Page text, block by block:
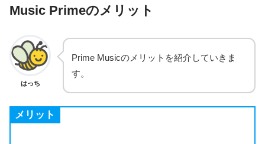
Music Primeのメリット
はっち
Prime Musicのメリットを紹介していきま
す。
メリット